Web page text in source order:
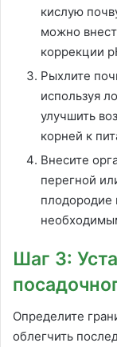
кислую
можно
коррекции
Рыхлите
используя
улучшить
корней к
Внесите
перегной
плодородие
Шаг 3:
Определите
облегчить